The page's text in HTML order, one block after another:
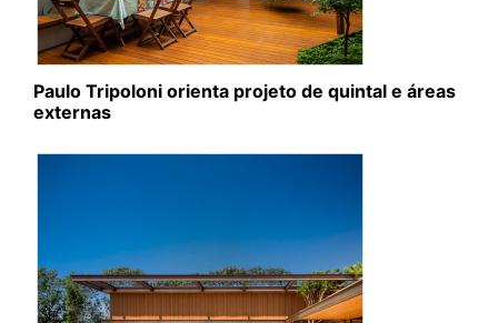
Paulo Tripoloni orienta projeto de quintal e áreas
externas